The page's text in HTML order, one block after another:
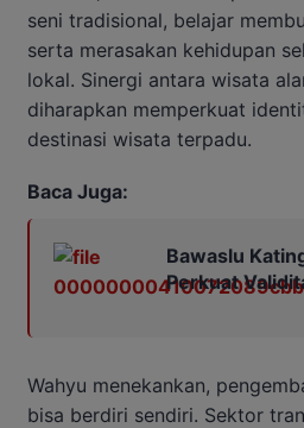
seni tradisional, belajar
serta merasakan kehidupan
lokal. Sinergi antara wisata
diharapkan memperkuat
destinasi wisata terpadu.
Baca Juga:
Bawaslu
Perkuat
Wahyu menekankan,
bisa berdiri sendiri. Sektor